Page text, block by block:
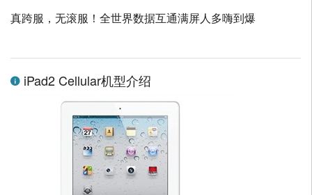
真跨服，无滚服！全世界数据互通满屏人多嗨到爆
iPad2 Cellular机型介绍